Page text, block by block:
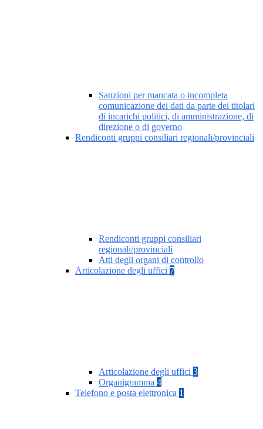
Sanzioni per mancata o incompleta
comunicazione dei dati da parte dei titolari
di incarichi politici, di amministrazione, di
direzione o di governo
Rendiconti gruppi consiliari regionali/provinciali
Rendiconti gruppi consiliari
regionali/provinciali
Atti degli organi di controllo
Articolazione degli uffici 7
Articolazione degli uffici 3
Organigramma 4
Telefono e posta elettronica 1